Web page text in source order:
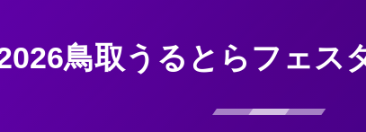
2026鳥取うるとらフェ